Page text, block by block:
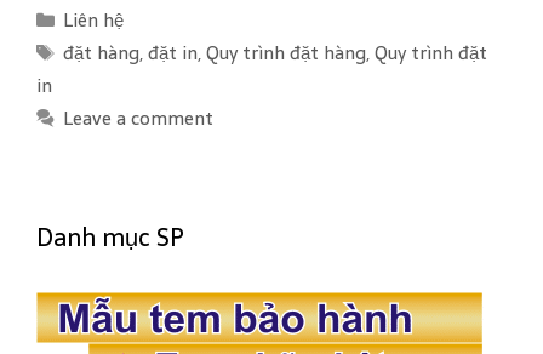
C
a
e
i
s
Liên hệ
T
g
đặt hàng,đặt in,Quy trình đặt hàng,Quy trình đặt
in
Leave a comment
Danh mục SP